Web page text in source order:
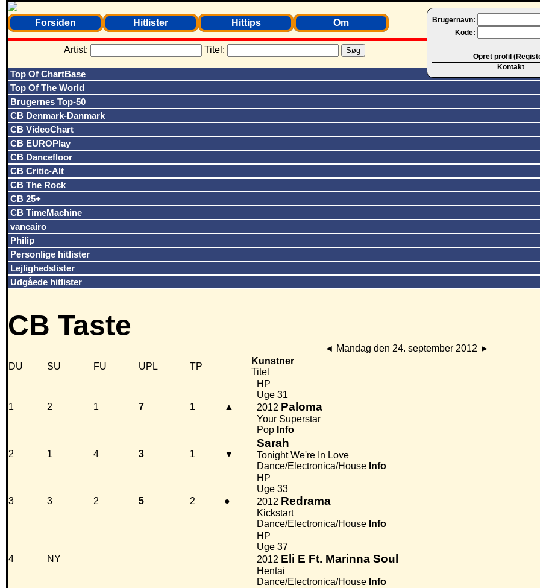
Brugernavn:
Kode:
Opret profil
Kontakt
Forsiden Hitlister Hittips Om
Artist: Titel:
Top Of ChartBase
Top Of The World
Brugernes Top-50
CB Denmark-Danmark
CB VideoChart
CB EUROPlay
CB Dancefloor
CB Critic-Alt
CB The Rock
CB 25+
CB TimeMachine
vancairo
Philip
Personlige hitlister
Lejlighedslister
Udgåede hitlister
CB Taste
◄ Mandag den 24. september 2012 ►
DU
SU FU UPL TP
Kunstner
Titel
1 2 1 7 1 ▲
HP
Uge 31
2012 Paloma
Your Superstar
Pop Info
2 1 4 3 1 ▼
Sarah
Tonight We're In Love
Dance/Electronica/House Info
3 3 2 5 2 ●
HP
Uge 33
2012 Redrama
Kickstart
Dance/Electronica/House Info
4 NY
HP
Uge 37
2012 Eli E Ft. Marinna Soul
Hentai
Dance/Electronica/House Info